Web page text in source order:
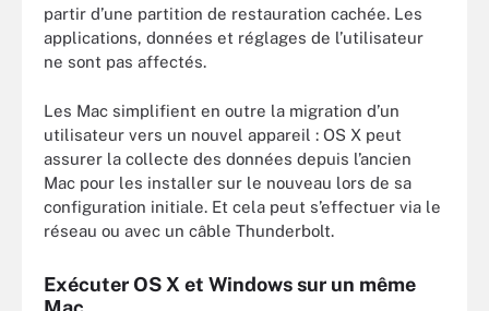
partir d’une partition de restauration cachée. Les
applications, données et réglages de l’utilisateur
ne sont pas affectés.
Les Mac simplifient en outre la migration d’un
utilisateur vers un nouvel appareil : OS X peut
assurer la collecte des données depuis l’ancien
Mac pour les installer sur le nouveau lors de sa
configuration initiale. Et cela peut s’effectuer via le
réseau ou avec un câble Thunderbolt.
Exécuter OS X et Windows sur un même